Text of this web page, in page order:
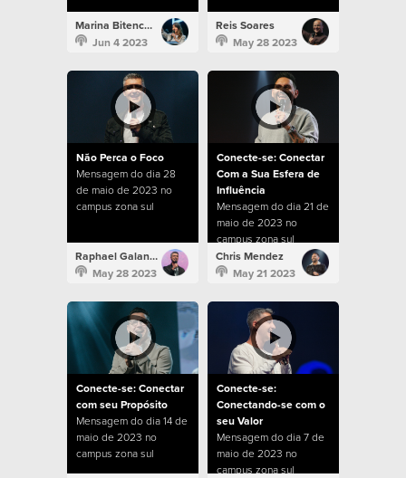
Marina Bitencourt
Jun 4 2023
Reis Soares
May 28 2023
Não Perca o Foco
Mensagem do dia 28
de maio de 2023 no
campus zona sul
Raphael Galante
May 28 2023
Conecte-se: Conectar
Com a Sua Esfera de
Influência
Mensagem do dia 21 de
maio de 2023 no
campus zona sul
Chris Mendez
May 21 2023
Conecte-se: Conectar
com seu Propósito
Mensagem do dia 14 de
maio de 2023 no
campus zona sul
Conecte-se:
Conectando-se com o
seu Valor
Mensagem do dia 7 de
maio de 2023 no
campus zona sul